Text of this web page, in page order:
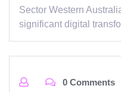
Sector Western
significant digital
0 Comments